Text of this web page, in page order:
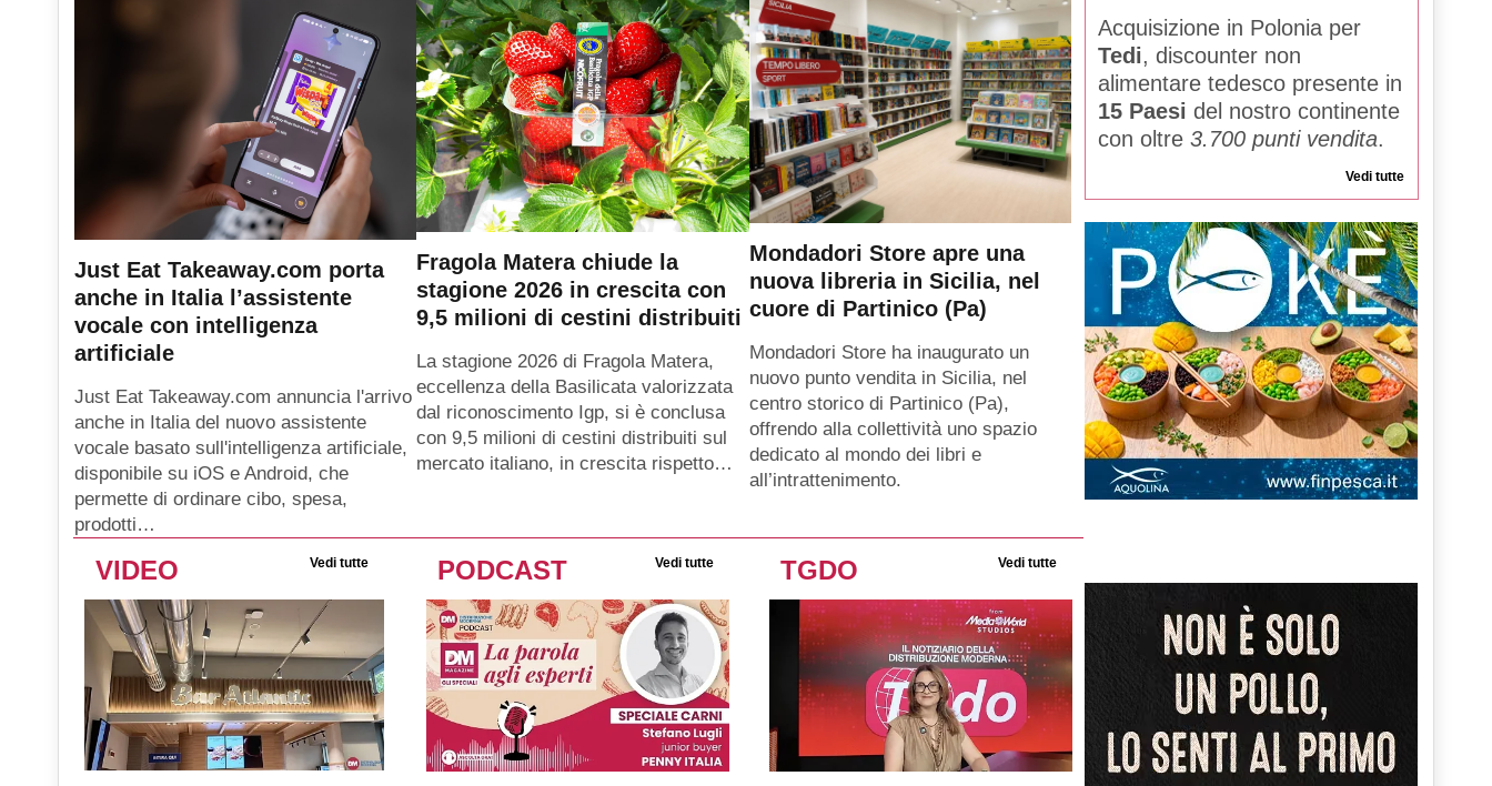
Just Eat Takeaway.com porta
anche in Italia l’assistente
vocale con intelligenza
artificiale
Just Eat Takeaway.com annuncia l'arrivo
anche in Italia del nuovo assistente
vocale basato sull'intelligenza artificiale,
disponibile su iOS e Android, che
permette di ordinare cibo, spesa,
prodotti…
Fragola Matera chiude la
stagione 2026 in crescita con
9,5 milioni di cestini distribuiti
La stagione 2026 di Fragola Matera,
eccellenza della Basilicata valorizzata
dal riconoscimento Igp, si è conclusa
con 9,5 milioni di cestini distribuiti sul
mercato italiano, in crescita rispetto…
Mondadori Store apre una
nuova libreria in Sicilia, nel
cuore di Partinico (Pa)
Mondadori Store ha inaugurato un
nuovo punto vendita in Sicilia, nel
centro storico di Partinico (Pa),
offrendo alla collettività uno spazio
dedicato al mondo dei libri e
all’intrattenimento.
Acquisizione in Polonia per
Tedi, discounter non
alimentare tedesco presente in
15 Paesi del nostro continente
con oltre 3.700 punti vendita.
Vedi tutte
VIDEO Vedi tutte PODCAST Vedi tutte TGDO Vedi tutte